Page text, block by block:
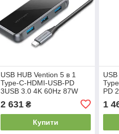
USB HUB Vention 5 в 1
Type-C-HDMI-USB-PD
3USB 3.0 4K 60Hz 87W
2 631₴
Купити
PD
1